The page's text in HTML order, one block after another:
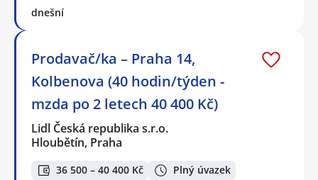
dnešní
Prodavač/ka – Praha 14,
Kolbenova (40 hodin/týden -
mzda po 2 letech 40 400 Kč)
Lidl Česká republika s.r.o.
Hloubětín, Praha
36 500 – 40 400 Kč Plný úvazek